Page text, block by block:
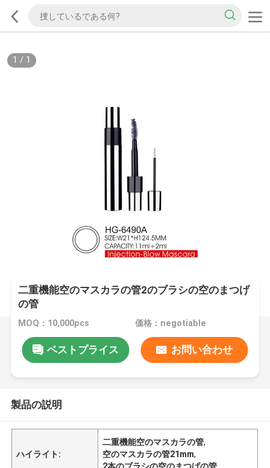
1 / 1
二重機能空のマスカラの管2のブラシの空のまつげ
の管
MOQ：10,000pcs 価格：negotiable
ベストプライス お問い合わせ
製品の説明
ハイライト:
二重機能空のマスカラの管,
空のマスカラの管21mm,
2本のブラシの空のまつげの管